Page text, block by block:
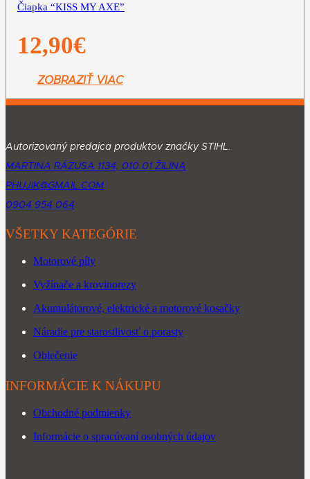
Čiapka “KISS MY AXE”
12,90€
ZOBRAZIŤ VIAC
Autorizovaný predajca produktov značky STIHL.
MARTINA RÁZUSA 1134, 010 01 ŽILINA
PHUJIK@GMAIL.COM
0904 954 064
VŠETKY KATEGÓRIE
Motorové píly
Vyžínače a krovinorezy
Akumulátorové, elektrické a motorové kosačky
Náradie pre starostlivosť o porasty
Oblečenie
INFORMÁCIE K NÁKUPU
Obchodné podmienky
Informácie o spracúvaní osobných údajov